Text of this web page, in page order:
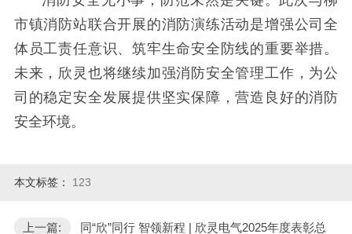
市镇消防站联合开展的消防演练活动是增强公司全
体员工责任意识、筑牢生命安全防线的重要举措。
未来，欣灵也将继续加强消防安全管理工作，为公
司的稳定安全发展提供坚实保障，营造良好的消防
安全环境。
本文标签： 123
上一篇:
同“欣”同行 智领新程 | 欣灵电气2025年度表彰总